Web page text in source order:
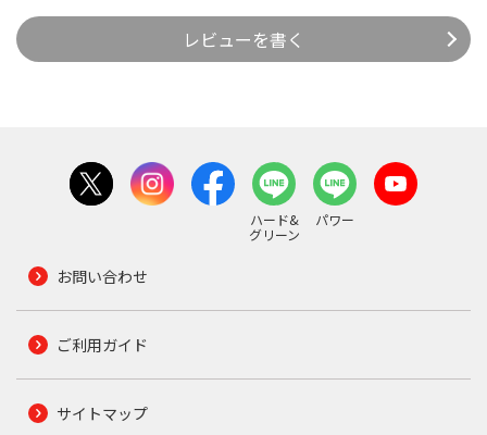
レビューを書く
ハード&
グリーン
パワー
お問い合わせ
ご利用ガイド
サイトマップ